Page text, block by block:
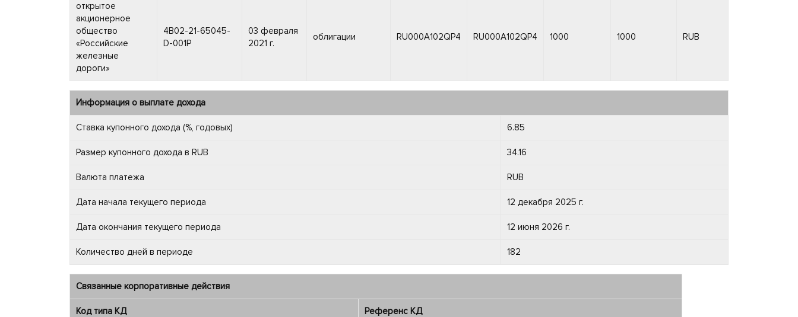
открытое
акционерное
общество
«Российские
железные
дороги»
4B02-21-65045-
D-001P
03 февраля
2021 г.
облигации RU000A102QP4 RU000A102QP4 1000 1000 RUB
Информация о выплате дохода
Ставка купонного дохода (%, годовых) 6.85
Размер купонного дохода в RUB 34.16
Валюта платежа RUB
Дата начала текущего периода 12 декабря 2025 г.
Дата окончания текущего периода 12 июня 2026 г.
Количество дней в периоде 182
Связанные корпоративные действия
Код типа КД Референс КД